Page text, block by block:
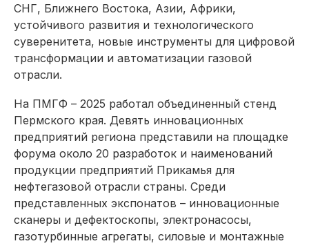
СНГ, Ближнего Востока, Азии, Африки,
устойчивого развития и технологического
суверенитета, новые инструменты для цифровой
трансформации и автоматизации газовой
отрасли.
На ПМГФ – 2025 работал объединенный стенд
Пермского края. Девять инновационных
предприятий региона представили на площадке
форума около 20 разработок и наименований
продукции предприятий Прикамья для
нефтегазовой отрасли страны. Среди
представленных экспонатов – инновационные
сканеры и дефектоскопы, электронасосы,
газотурбинные агрегаты, силовые и монтажные